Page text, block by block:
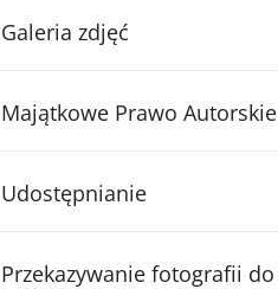
Galeria zdjęć
Majątkowe Prawo Autorskie
Udostępnianie
Przekazywanie fotografii do